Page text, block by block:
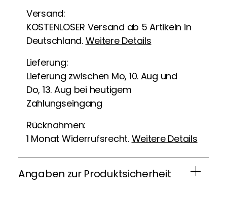
Versand:
KOSTENLOSER Versand ab 5 Artikeln in
Deutschland. Weitere Details
Lieferung:
Lieferung zwischen Mo, 10. Aug und
Do, 13. Aug bei heutigem
Zahlungseingang
Rücknahmen:
1 Monat Widerrufsrecht. Weitere Details
Angaben zur Produktsicherheit